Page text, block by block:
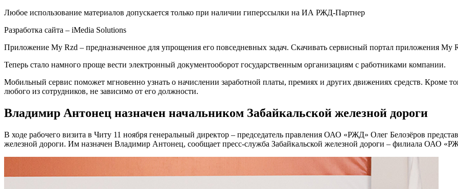
Любое использование материалов допускается только при наличии гиперссылки на ИА РЖД-Партнер
Разработка сайта – iMedia Solutions
Приложение My Rzd – предназначенное для упрощения его повседневных задач. Скачивать сервисный портал приложения My
Теперь стало намного проще вести электронный документооборот государственным организациям с работниками компании.
Мобильный сервис поможет мгновенно узнать о начислении заработной платы, премиях и других движениях средств. Кроме
любого из сотрудников, не зависимо от его должности.
Владимир Антонец назначен начальником Забайкальской железной дороги
В ходе рабочего визита в Читу 11 ноября генеральный директор – председатель правления ОАО «РЖД» Олег Белозёров
железной дороги. Им назначен Владимир Антонец, сообщает пресс-служба Забайкальской железной дороги – филиала ОАО